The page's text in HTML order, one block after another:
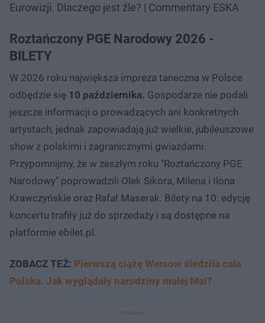
Eurowizji. Dlaczego jest źle? | Commentary ESKA
Roztańczony PGE Narodowy 2026 -
BILETY
W 2026 roku największa impreza taneczna w Polsce
odbędzie się 10 października. Gospodarze nie podali
jeszcze informacji o prowadzących ani konkretnych
artystach, jednak zapowiadają już wielkie, jubileuszowe
show z polskimi i zagranicznymi gwiazdami.
Przypomnijmy, że w zeszłym roku "Roztańczony PGE
Narodowy" poprowadzili Olek Sikora, Milena i Ilona
Krawczyńskie oraz Rafał Maserak. Bilety na 10. edycję
koncertu trafiły już do sprzedaży i są dostępne na
platformie ebilet.pl.
ZOBACZ TEŻ: Pierwszą ciążę Wersow śledziła cała
Polska. Jak wyglądały narodziny małej Mai?